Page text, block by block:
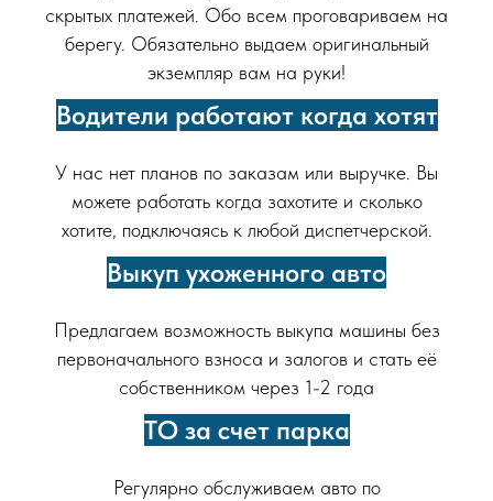
скрытых платежей. Обо всем проговариваем на
берегу. Обязательно выдаем оригинальный
экземпляр вам на руки!
Водители работают когда хотят
У нас нет планов по заказам или выручке. Вы
можете работать когда захотите и сколько
хотите, подключаясь к любой диспетчерской.
Выкуп ухоженного авто
Предлагаем возможность выкупа машины без
первоначального взноса и залогов и стать её
собственником через 1-2 года
ТО за счет парка
Регулярно обслуживаем авто по